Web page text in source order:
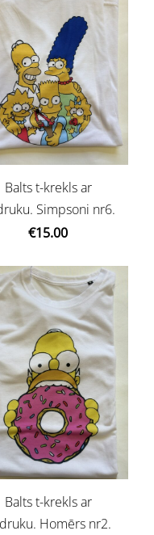
Balts t-krekls ar
Simpsoni nr6.
€15.00
Balts t-krekls ar
Homērs nr2.